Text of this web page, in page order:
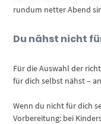
rundum netter Abend
Du nähst nicht
Für die Auswahl der
für dich selbst nähst –
Wenn du nicht für dich
Vorbereitung: bei